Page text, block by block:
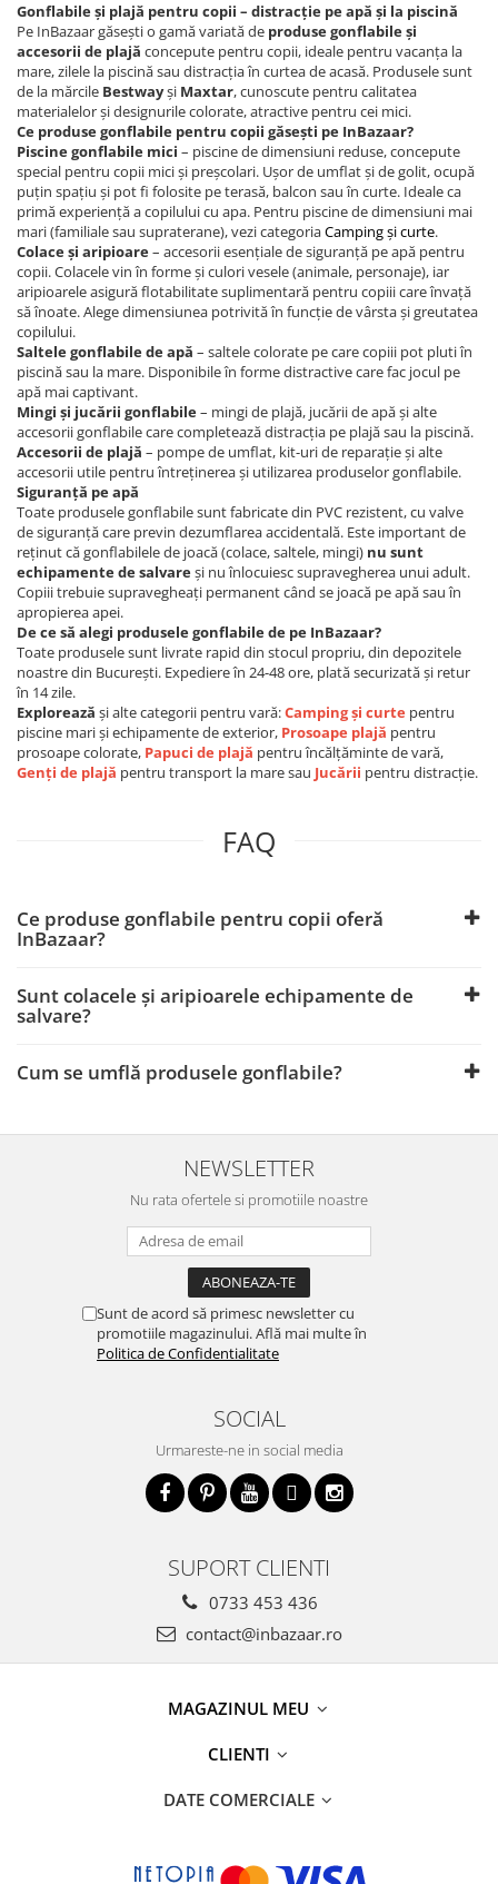
Gonflabile și plajă pentru copii – distracție pe apă și la piscină
Pe InBazaar găsești o gamă variată de produse gonflabile și
accesorii de plajă concepute pentru copii, ideale pentru vacanța la
mare, zilele la piscină sau distracția în curtea de acasă. Produsele sunt
de la mărcile Bestwayși Maxtar, cunoscute pentru calitatea
materialelor și designurile colorate, atractive pentru cei mici.
Ce produse gonflabile pentru copii găsești pe InBazaar?
Piscine gonflabile mici – piscine de dimensiuni reduse, concepute
special pentru copii mici și preșcolari. Ușor de umflat și de golit, ocupă
puțin spațiu și pot fi folosite pe terasă, balcon sau în curte. Ideale ca
primă experiență a copilului cu apa. Pentru piscine de dimensiuni mai
mari (familiale sau supraterane), vezi categoriaCamping și curte.
Colace și aripioare– accesorii esențiale de siguranță pe apă pentru
copii. Colacele vin în forme și culori vesele (animale, personaje), iar
aripioarele asigură flotabilitate suplimentară pentru copiii care învață
să înoate. Alege dimensiunea potrivită în funcție de vârsta și greutatea
copilului.
Saltele gonflabile de apă – saltele colorate pe care copiii pot pluti în
piscină sau la mare. Disponibile în forme distractive care fac jocul pe
apă mai captivant.
Mingi și jucării gonflabile– mingi de plajă, jucării de apă și alte
accesorii gonflabile care completează distracția pe plajă sau la piscină.
Accesorii de plajă – pompe de umflat, kit-uri de reparație și alte
accesorii utile pentru întreținerea și utilizarea produselor gonflabile.
Siguranță pe apă
Toate produsele gonflabile sunt fabricate din PVC rezistent, cu valve
de siguranță care previn dezumflarea accidentală. Este important de
reținut că gonflabilele de joacă (colace, saltele, mingi) nu sunt
echipamente de salvareși nu înlocuiesc supravegherea unui adult.
Copiii trebuie supravegheați permanent când se joacă pe apă sau în
apropierea apei.
De ce să alegi produsele gonflabile de pe InBazaar?
Toate produsele sunt livrate rapid din stocul propriu, din depozitele
noastre din București. Expediere în 24-48 ore, plată securizată și retur
în 14 zile.
Explorează și alte categorii pentru vară:Camping și curte pentru
piscine mari și echipamente de exterior, Prosoape plajă pentru
prosoape colorate, Papuci de plajă pentru încălțăminte de vară,
Genți de plajă pentru transport la mare sau Jucării pentru distracție.
FAQ
Ce produse gonflabile pentru copii oferă
InBazaar?
Sunt colacele și aripioarele echipamente de
salvare?
Cum se umflă produsele gonflabile?
NEWSLETTER
Nu rata ofertele si promotiile noastre
Sunt de acord să primesc newsletter cu
promotiile magazinului. Află mai multe în
Politica de Confidentialitate
SOCIAL
Urmareste-ne in social media
SUPORT CLIENTI
0733 453 436
contact@inbazaar.ro
MAGAZINUL MEU
CLIENTI
DATE COMERCIALE